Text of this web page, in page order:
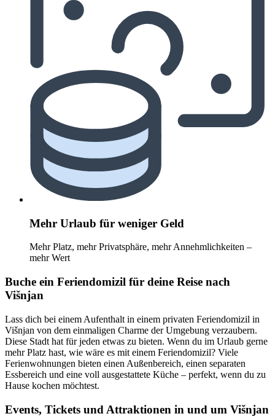
Mehr Urlaub für weniger Geld
Mehr Platz, mehr Privatsphäre, mehr Annehmlichkeiten –
mehr Wert
Buche ein Feriendomizil für deine Reise nach
Višnjan
Lass dich bei einem Aufenthalt in einem privaten Feriendomizil in
Višnjan von dem einmaligen Charme der Umgebung verzaubern.
Diese Stadt hat für jeden etwas zu bieten. Wenn du im Urlaub gerne
mehr Platz hast, wie wäre es mit einem Feriendomizil? Viele
Ferienwohnungen bieten einen Außenbereich, einen separaten
Essbereich und eine voll ausgestattete Küche – perfekt, wenn du zu
Hause kochen möchtest.
Events, Tickets und Attraktionen in und um Višnjan